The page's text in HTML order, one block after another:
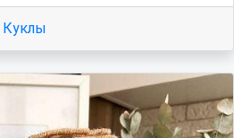
Куклы